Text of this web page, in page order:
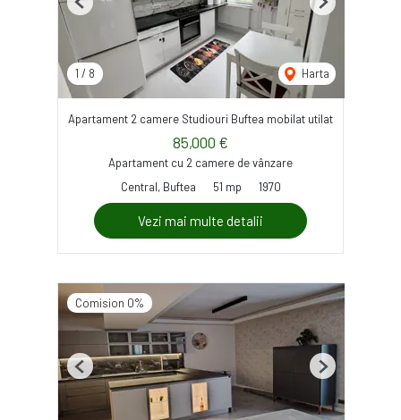
1 / 8 Harta
Previous Next
Apartament 2 camere Studiouri Buftea mobilat utilat
85,000 €
Apartament cu 2 camere de vânzare
Central, Buftea
51 mp 1970
Vezi mai multe detalii
Comision 0%
Previous Next